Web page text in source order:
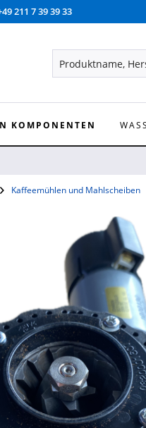
211 7 39 39 33
KOMPONENTEN
Kaffeemühlen und Mahlscheiben